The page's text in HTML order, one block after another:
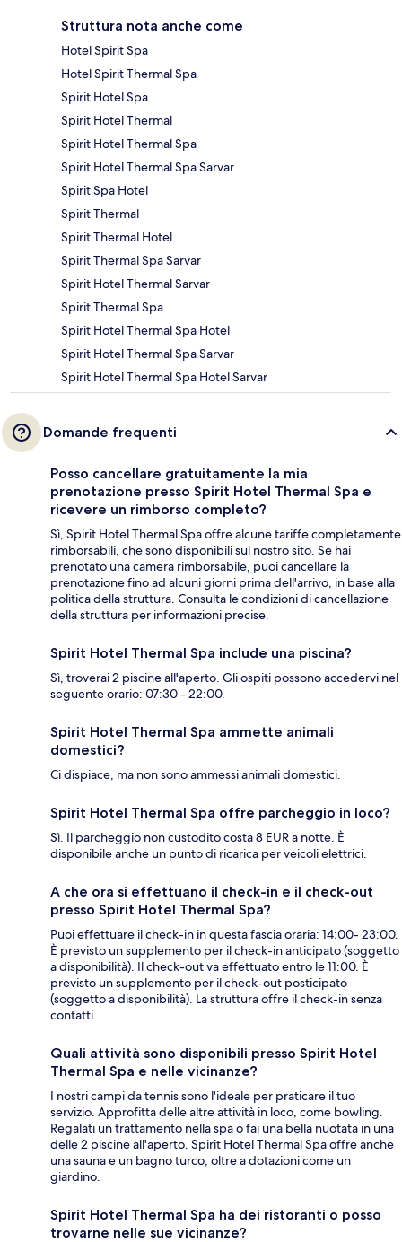
Struttura nota anche come
Hotel Spirit Spa
Hotel Spirit Thermal Spa
Spirit Hotel Spa
Spirit Hotel Thermal
Spirit Hotel Thermal Spa
Spirit Hotel Thermal Spa Sarvar
Spirit Spa Hotel
Spirit Thermal
Spirit Thermal Hotel
Spirit Thermal Spa Sarvar
Spirit Hotel Thermal Sarvar
Spirit Thermal Spa
Spirit Hotel Thermal Spa Hotel
Spirit Hotel Thermal Spa Sarvar
Spirit Hotel Thermal Spa Hotel Sarvar
Domande frequenti
Posso cancellare gratuitamente la mia
prenotazione presso Spirit Hotel Thermal Spa e
ricevere un rimborso completo?
Sì, Spirit Hotel Thermal Spa offre alcune tariffe completamente
rimborsabili, che sono disponibili sul nostro sito. Se hai
prenotato una camera rimborsabile, puoi cancellare la
prenotazione fino ad alcuni giorni prima dell'arrivo, in base alla
politica della struttura. Consulta le condizioni di cancellazione
della struttura per informazioni precise.
Spirit Hotel Thermal Spa include una piscina?
Sì, troverai 2 piscine all'aperto. Gli ospiti possono accedervi nel
seguente orario: 07:30 - 22:00.
Spirit Hotel Thermal Spa ammette animali
domestici?
Ci dispiace, ma non sono ammessi animali domestici.
Spirit Hotel Thermal Spa offre parcheggio in loco?
Sì. Il parcheggio non custodito costa 8 EUR a notte. È
disponibile anche un punto di ricarica per veicoli elettrici.
A che ora si effettuano il check-in e il check-out
presso Spirit Hotel Thermal Spa?
Puoi effettuare il check-in in questa fascia oraria: 14:00- 23:00.
È previsto un supplemento per il check-in anticipato (soggetto
a disponibilità). Il check-out va effettuato entro le 11:00. È
previsto un supplemento per il check-out posticipato
(soggetto a disponibilità). La struttura offre il check-in senza
contatti.
Quali attività sono disponibili presso Spirit Hotel
Thermal Spa e nelle vicinanze?
I nostri campi da tennis sono l'ideale per praticare il tuo
servizio. Approfitta delle altre attività in loco, come bowling.
Regalati un trattamento nella spa o fai una bella nuotata in una
delle 2 piscine all'aperto. Spirit Hotel Thermal Spa offre anche
una sauna e un bagno turco, oltre a dotazioni come un
giardino.
Spirit Hotel Thermal Spa ha dei ristoranti o posso
trovarne nelle sue vicinanze?